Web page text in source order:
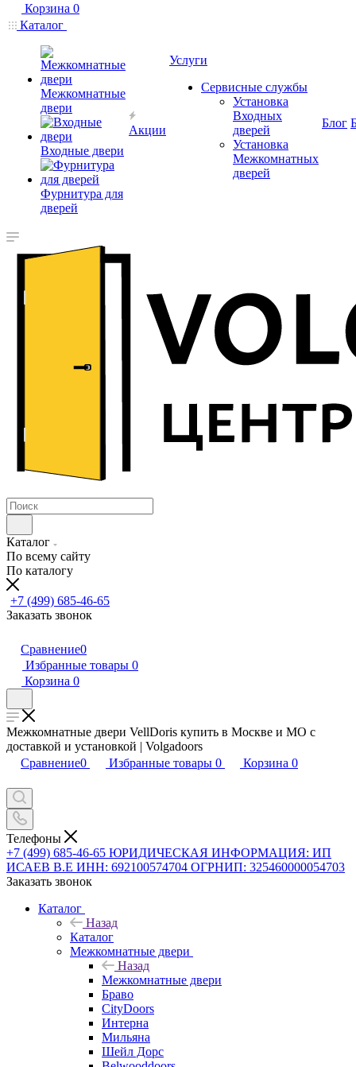
Корзина 0
Каталог
Межкомнатные
двери
Входные двери
Фурнитура для
дверей
Акции
Услуги
Сервисные службы
Установка
Входных
дверей
Установка
Межкомнатных
дверей
Блог
Каталог
По всему сайту
По каталогу
+7 (499) 685-46-65
Заказать звонок
Сравнение0
Избранные товары 0
Корзина 0
Межкомнатные двери VellDoris купить в Москве и МО с
доставкой и установкой | Volgadoors
Сравнение0 Избранные товары 0 Корзина 0
Телефоны
+7 (499) 685-46-65 ЮРИДИЧЕСКАЯ ИНФОРМАЦИЯ: ИП
ИСАЕВ В.Е ИНН: 692100574704 ОГРНИП: 325460000054703
Заказать звонок
Каталог
Назад
Каталог
Межкомнатные двери
Назад
Межкомнатные двери
Браво
CityDoors
Интерна
Мильяна
Шейл Дорс